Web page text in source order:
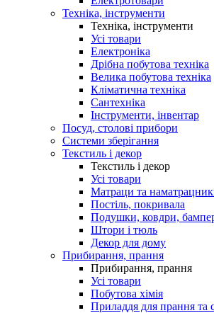
Техніка, інструменти
Техніка, інструменти
Усі товари
Електроніка
Дрібна побутова техніка
Велика побутова техніка
Кліматична техніка
Сантехніка
Інструменти, інвентар
Посуд, столові прибори
Системи зберігання
Текстиль і декор
Текстиль і декор
Усі товари
Матраци та
Постіль, покривала
Подушки, ковдри,
Штори і тюль
Декор для дому
Прибирання, прання
Прибирання, прання
Усі товари
Побутова хімія
Приладдя для прання та